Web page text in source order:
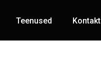
Teenused Kontakt